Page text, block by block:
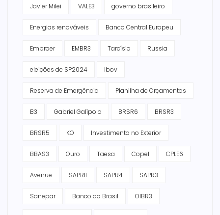
Javier Milei VALE3 governo brasileiro
Energias renováveis Banco Central Europeu
Embraer EMBR3 Tarcísio Russia
eleições de SP2024 ibov
Reserva de Emergência Planilha de Orçamentos
B3 Gabriel Galípolo BRSR6 BRSR3
BRSR5 KO Investimento no Exterior
BBAS3 Ouro Taesa Copel CPLE6
Avenue SAPR11 SAPR4 SAPR3
Sanepar Banco do Brasil OIBR3